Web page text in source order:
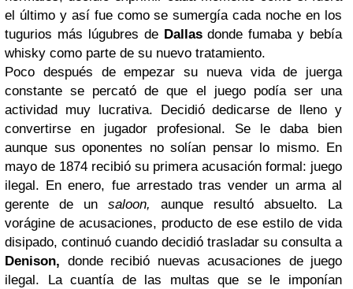
el último y así fue como se sumergía cada noche en los
tugurios más lúgubres de Dallasdonde fumaba y bebía
whisky como parte de su nuevo tratamiento.
Poco después de empezar su nueva vida de juerga
constante se percató de que el juego podía ser una
actividad muy lucrativa. Decidió dedicarse de lleno y
convertirse en jugador profesional. Se le daba bien
aunque sus oponentes no solían pensar lo mismo. En
mayo de 1874 recibió su primera acusación formal: juego
ilegal. En enero, fue arrestado tras vender un arma al
gerente de un saloon,
aunque resultó absuelto. La
vorágine de acusaciones, producto de ese estilo de vida
disipado, continuó cuando decidió trasladar su consulta a
Denison, donde recibió nuevas acusaciones de juego
ilegal. La cuantía de las multas que se le imponían